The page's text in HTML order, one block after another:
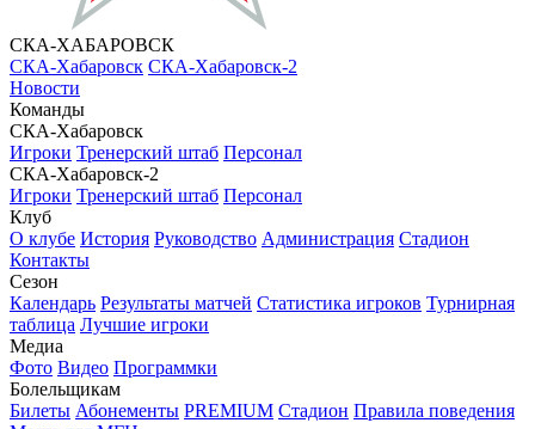
СКА-ХАБАРОВСК
СКА-Хабаровск СКА-Хабаровск-2
Новости
Команды
СКА-Хабаровск
Игроки Тренерский штаб Персонал
СКА-Хабаровск-2
Игроки Тренерский штаб Персонал
Клуб
О клубе История Руководство Администрация Стадион
Контакты
Сезон
Календарь Результаты матчей Статистика игроков Турнирная
таблица Лучшие игроки
Медиа
Фото Видео Программки
Болельщикам
Билеты Абонементы PREMIUM Стадион Правила поведения